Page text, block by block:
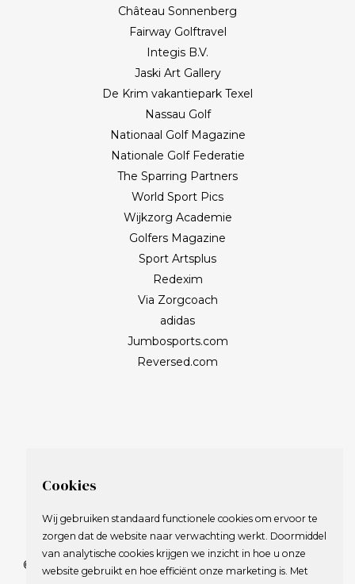
Château Sonnenberg
Fairway Golftravel
Integis B.V.
Jaski Art Gallery
De Krim vakantiepark Texel
Nassau Golf
Nationaal Golf Magazine
Nationale Golf Federatie
The Sparring Partners
World Sport Pics
Wijkzorg Academie
Golfers Magazine
Sport Artsplus
Redexim
Via Zorgcoach
adidas
Jumbosports.com
Reversed.com
© 2009-2023 Nederlandse Vereniging van Golfspelende
Cookies
Wij gebruiken standaard functionele cookies om ervoor te
zorgen dat de website naar verwachting werkt. Doormiddel
van analytische cookies krijgen we inzicht in hoe u onze
website gebruikt en hoe efficiënt onze marketing is. Met